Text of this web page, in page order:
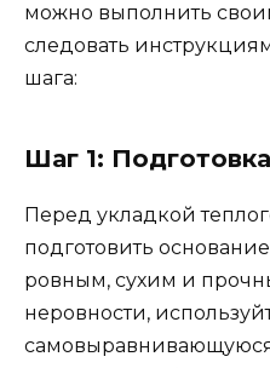
можно выполнить
следовать
шага:
Шаг 1:
Перед укладкой
подготовить
ровным, сухим и
неровности,